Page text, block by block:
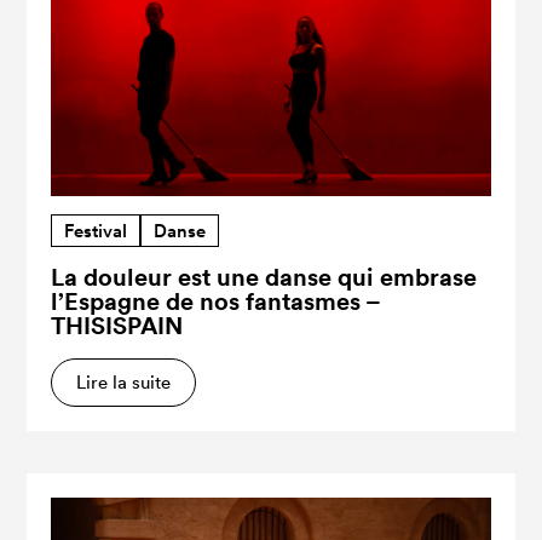
Festival Danse
La douleur est une danse qui embrase
l’Espagne de nos fantasmes –
THISISPAIN
Lire la suite